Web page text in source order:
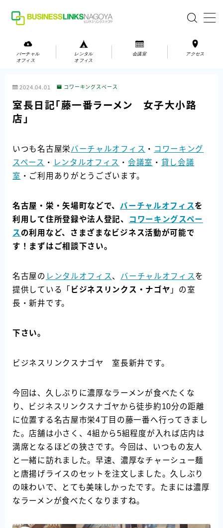
会議室
お問い合わせ
お問い合わせ
アクセス
会社案内
バーチャル
オフィス
レンタル
オフィス
会議室 アクセス
2024.04.01 コワーキングスペース
室長日記「藤一番ラーメン 女子大小路
店」
いつも名古屋栄バーチャルオフィス ・ コワーキング
スペース ・ レンタルオフィス ・ 会議室 ・ 貸し会議
室 ・ご利用ありがとうございます。
名古屋・栄・矢場町などで、 バーチャルオフィスを
利用して住所登録や法人登記、
コワーキングスペー
ス の利用など、さまざまなビジネス活動が可能で
す！まずはご相談下さい。
名古屋の レンタルオフィス 、 バーチャルオフィス を
提供している「 ビジネスリンクス・ナゴヤ 」の室
長・新井です。
下さい。
ビジネスリンクスナゴヤ 室長新井です。
今回は、久しぶりに濃厚なラーメンが食べたくな
り、ビジネスリンクスナゴヤから徒歩約10分の距離
に位置する名古屋市栄4丁目の藤一番へ行ってきまし
た。店舗は小さく、4組から5組程度が入れば店内は
満席となるほどの狭さです。今回は、いつもの友人
と一緒に訪れました。早速、濃厚なチャーシュー麺
と唐揚げライスのセットを注文しました。久しぶり
の味わいで、とても美味しかったです。たまには濃厚
なラーメンが食べたくなりますね。